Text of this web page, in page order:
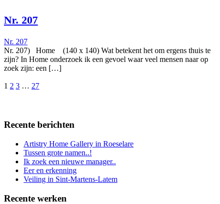
Nr. 207
Nr. 207
Nr. 207) Home (140 x 140) Wat betekent het om ergens thuis te
zijn? In Home onderzoek ik een gevoel waar veel mensen naar op
zoek zijn: een […]
1 2 3 … 27
Recente berichten
Artistry Home Gallery in Roeselare
Tussen grote namen..!
Ik zoek een nieuwe manager..
Eer en erkenning
Veiling in Sint-Martens-Latem
Recente werken